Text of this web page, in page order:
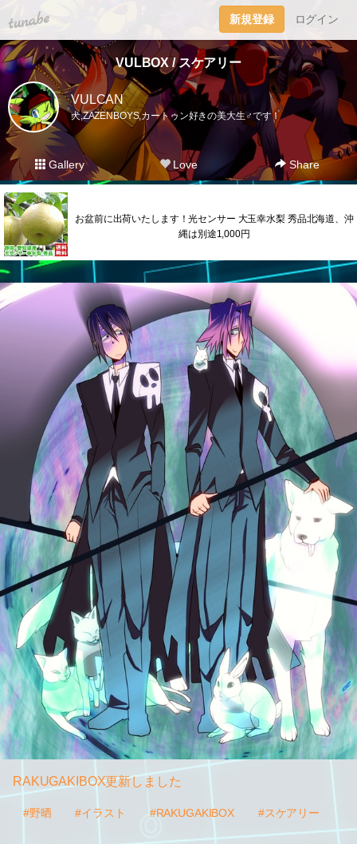
tuna.be 新規登録 ログイン
VULBOX / スケアリー
VULCAN
犬,ZAZENBOYS,カートゥン好きの美大生♂です！
Gallery Love Share
お盆前に出荷いたします！光センサー 大玉幸水梨 秀品北海道、沖
縄は別途1,000円
RAKUGAKIBOX更新しました
#野晒 #イラスト #RAKUGAKIBOX #スケアリー